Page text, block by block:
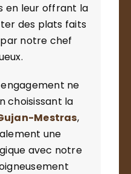
en leur offrant la
des plats faits
notre chef
ne
choisissant la
Mestras,
une
avec notre